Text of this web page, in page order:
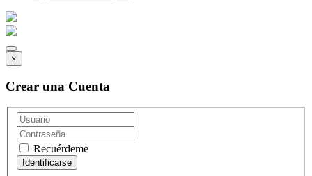
×
Crear una Cuenta
Recuérdeme